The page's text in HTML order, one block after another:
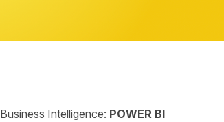
Intelligence: POWER BI